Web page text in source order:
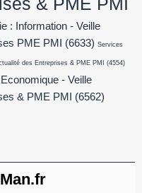
: Information - Veille
PME PMI
(6633) Services
des Entreprises & PME PMI (4554)
- Veille
& PME PMI
(6562)